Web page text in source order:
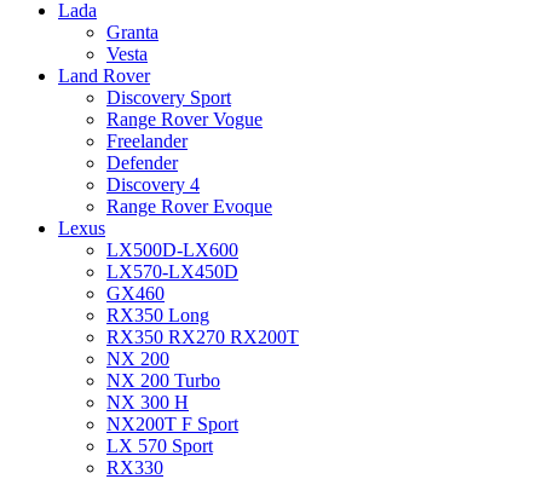
Lada
Granta
Vesta
Land Rover
Discovery Sport
Range Rover Vogue
Freelander
Defender
Discovery 4
Range Rover Evoque
Lexus
LX500D-LX600
LX570-LX450D
GX460
RX350 Long
RX350 RX270 RX200T
NX 200
NX 200 Turbo
NX 300 H
NX200T F Sport
LX 570 Sport
RX330